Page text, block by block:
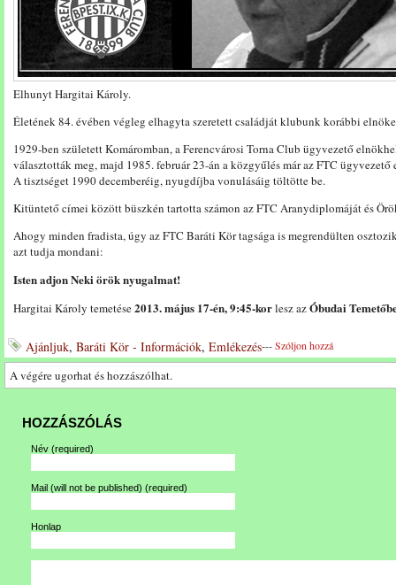
Elhunyt Hargitai Károly.
Életének 84. évében végleg elhagyta szeretett családját klubunk korábbi
1929-ben született Komáromban, a Ferencvárosi Torna Club ügyvezető
választották meg, majd 1985. február 23-án a közgyűlés már az FTC ügyvezető
A tisztséget 1990 decemberéig, nyugdíjba vonulásáig töltötte be.
Kitüntető címei között büszkén tartotta számon az FTC Aranydiplomáját és
Ahogy minden fradista, úgy az FTC Baráti Kör tagsága is megrendülten
azt tudja mondani:
Isten adjon Neki örök nyugalmat!
Hargitai Károly temetése2013. május 17-én, 9:45-korlesz azÓbudai
Ajánljuk, Baráti Kör - Információk, Emlékezés---Szóljon hozzá
A végére ugorhat és hozzászólhat.
HOZZÁSZÓLÁS
Név (required)
Mail (will not be published) (required)
Honlap